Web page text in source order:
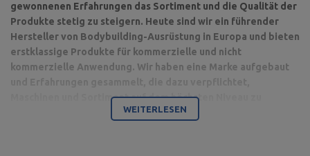
gewonnenen Erfahrungen das Sortiment und die Qualität der
Produkte stetig zu steigern. Heute sind wir ein führender
Hersteller von Bodybuilding-Ausrüstung in Europa und bieten
erstklassige Produkte für kommerzielle und nicht
kommerzielle Anwendung. Wir haben eine Marke aufgebaut
Maschinen und Sortiment auf dem höchsten Niveau zu
WEITERLESEN